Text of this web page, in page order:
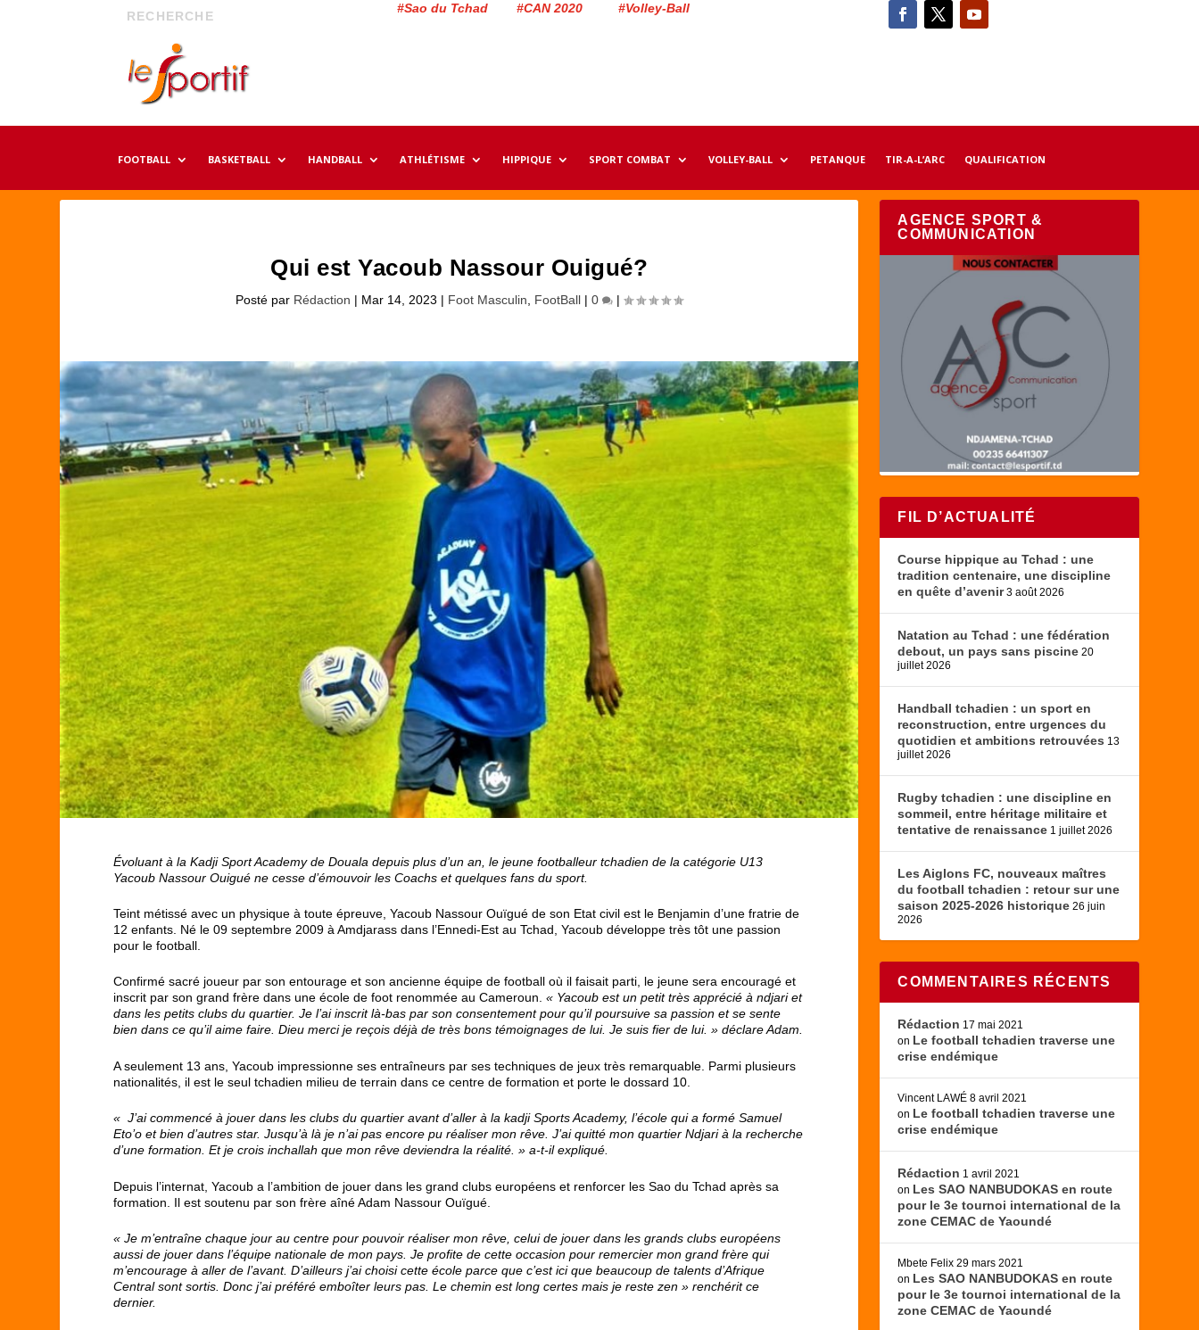
#Sao du Tchad #CAN 2020 #Volley-Ball
FOOTBALL BASKETBALL HANDBALL ATHLÉTISME HIPPIQUE SPORT COMBAT VOLLEY-BALL PETANQUE TIR-A-L’ARC QUALIFICATION
Qui est Yacoub Nassour Ouigué?
Posté par Rédaction | Mar 14, 2023 | Foot Masculin FootBall |0 |
Évoluant à la Kadji Sport Academy de Douala depuis plus d’un an, le jeune footballeur tchadien de la catégorie U13
Yacoub Nassour Ouigué ne cesse d’émouvoir les Coachs et quelques fans du sport.
Teint métissé avec un physique à toute épreuve, Yacoub Nassour Ouïgué de son Etat civil est le Benjamin d’une fratrie de
12 enfants. Né le 09 septembre 2009 à Amdjarass dans l’Ennedi-Est au Tchad, Yacoub développe très tôt une passion
pour le football.
Confirmé sacré joueur par son entourage et son ancienne équipe de football où il faisait parti, le jeune sera encouragé et
inscrit par son grand frère dans une école de foot renommée au Cameroun.« Yacoub est un petit très apprécié à ndjari et
dans les petits clubs du quartier. Je l’ai inscrit là-bas par son consentement pour qu’il poursuive sa passion et se sente
bien dans ce qu’il aime faire. Dieu merci je reçois déjà de très bons témoignages de lui. Je suis fier de lui. » déclare Adam.
A seulement 13 ans, Yacoub impressionne ses entraîneurs par ses techniques de jeux très remarquable. Parmi plusieurs
nationalités, il est le seul tchadien milieu de terrain dans ce centre de formation et porte le dossard 10.
« J’ai commencé à jouer dans les clubs du quartier avant d’aller à la kadji Sports Academy, l’école qui a formé Samuel
Eto’o et bien d’autres star. Jusqu’à là je n’ai pas encore pu réaliser mon rêve. J’ai quitté mon quartier Ndjari à la recherche
d’une formation. Et je crois inchallah que mon rêve deviendra la réalité. » a-t-il expliqué.
Depuis l’internat, Yacoub a l’ambition de jouer dans les grand clubs européens et renforcer les Sao du Tchad après sa
formation. Il est soutenu par son frère aîné Adam Nassour Ouïgué.
« Je m’entraîne chaque jour au centre pour pouvoir réaliser mon rêve, celui de jouer dans les grands clubs européens
aussi de jouer dans l’équipe nationale de mon pays. Je profite de cette occasion pour remercier mon grand frère qui
m’encourage à aller de l’avant. D’ailleurs j’ai choisi cette école parce que c’est ici que beaucoup de talents d’Afrique
Central sont sortis. Donc j’ai préféré emboîter leurs pas. Le chemin est long certes mais je reste zen » renchérit ce
dernier.
AGENCE SPORT &
COMMUNICATION
FIL D’ACTUALITÉ
Course hippique au Tchad : une
tradition centenaire, une discipline
en quête d’avenir 3 août 2026
Natation au Tchad : une fédération
debout, un pays sans piscine 20
juillet 2026
Handball tchadien : un sport en
reconstruction, entre urgences du
quotidien et ambitions retrouvées 13
juillet 2026
Rugby tchadien : une discipline en
sommeil, entre héritage militaire et
tentative de renaissance 1 juillet 2026
Les Aiglons FC, nouveaux maîtres
du football tchadien : retour sur une
saison 2025-2026 historique 26 juin
2026
COMMENTAIRES RÉCENTS
Rédaction 17 mai 2021
on Le football tchadien traverse une
crise endémique
Vincent LAWÉ 8 avril 2021
on Le football tchadien traverse une
crise endémique
Rédaction 1 avril 2021
on Les SAO NANBUDOKAS en route
pour le 3e tournoi international de la
zone CEMAC de Yaoundé
Mbete Felix 29 mars 2021
on Les SAO NANBUDOKAS en route
pour le 3e tournoi international de la
zone CEMAC de Yaoundé